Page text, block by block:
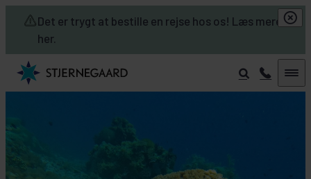
Det er trygt at bestille en rejse hos os! Læs mere
her.
Skip to main content